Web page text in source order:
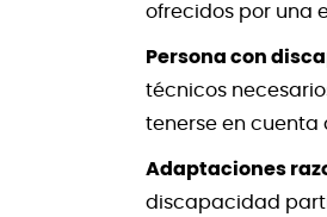
ofrecidos por una
Persona con
técnicos
tenerse en cuenta
Adaptaciones
discapacidad